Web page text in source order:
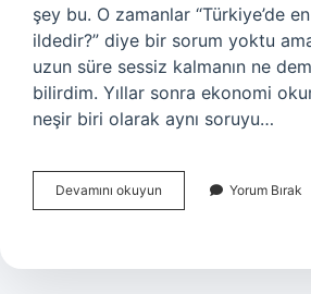
şey bu. O zamanlar “Türkiye’de
ildedir?” diye bir sorum yoktu
uzun süre sessiz kalmanın ne
bilirdim. Yıllar sonra ekonomi
neşir biri olarak aynı soruyu…
Devamını okuyun Türkiye’de
en
hangi
Yorum Bırak